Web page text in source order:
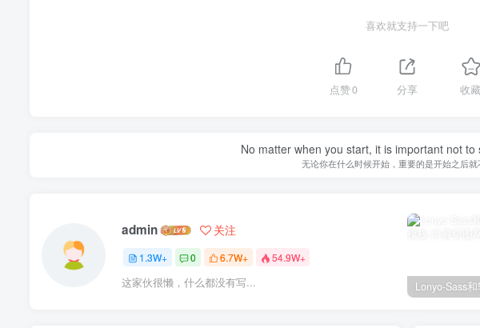
喜欢就支持一下吧
点赞0 分享 收藏
No matter when you start, it is important not
无论你在什么时候开始，重要的是开始之后就
admin 关注
1.3W+ 0 6.7W+ 54.9W+
这家伙很懒，什么都没有写...